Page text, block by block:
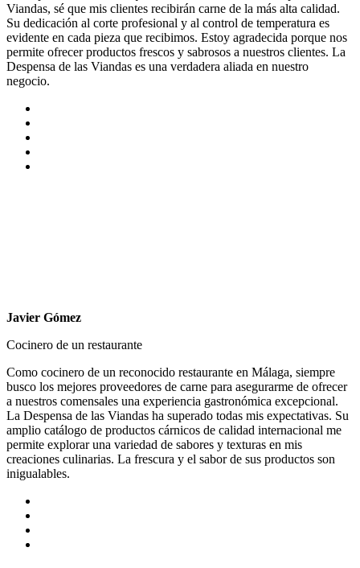
Viandas, sé que mis clientes recibirán carne de la más alta calidad.
Su dedicación al corte profesional y al control de temperatura es
evidente en cada pieza que recibimos. Estoy agradecida porque nos
permite ofrecer productos frescos y sabrosos a nuestros clientes. La
Despensa de las Viandas es una verdadera aliada en nuestro
negocio.
Javier Gómez
Cocinero de un restaurante
Como cocinero de un reconocido restaurante en Málaga, siempre
busco los mejores proveedores de carne para asegurarme de ofrecer
a nuestros comensales una experiencia gastronómica excepcional.
La Despensa de las Viandas ha superado todas mis expectativas. Su
amplio catálogo de productos cárnicos de calidad internacional me
permite explorar una variedad de sabores y texturas en mis
creaciones culinarias. La frescura y el sabor de sus productos son
inigualables.